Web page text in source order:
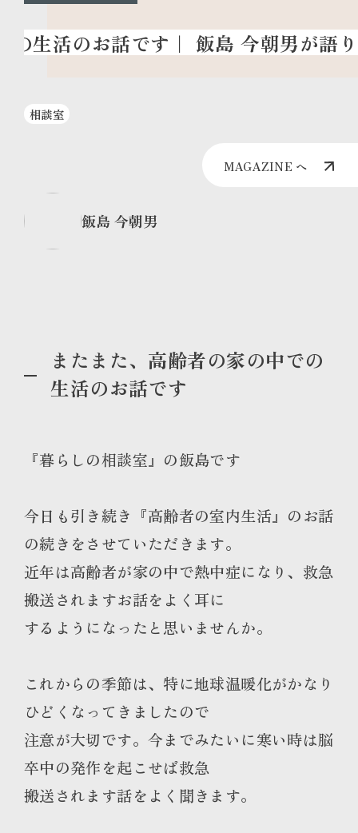
相談室
MAGAZINE へ
飯島 今朝男
またまた、高齢者の家の中での
生活のお話です
『暮らしの相談室』の飯島です
今日も引き続き『高齢者の室内生活』のお話
の続きをさせていただきます。
近年は高齢者が家の中で熱中症になり、救急
搬送されますお話をよく耳に
するようになったと思いませんか。
これからの季節は、特に地球温暖化がかなり
ひどくなってきましたので
注意が大切です。今までみたいに寒い時は脳
卒中の発作を起こせば救急
搬送されます話をよく聞きます。